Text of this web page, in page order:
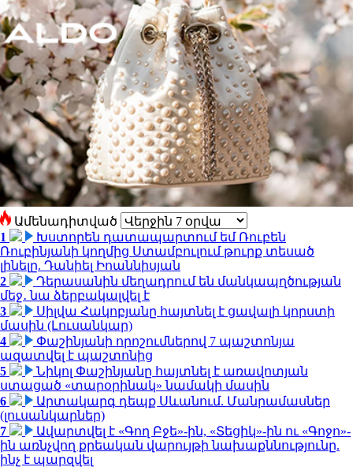
Ամենադիտված
1
Խստորեն դատապարտում եմ Ռուբեն
Ռուբինյանի կողմից Ստամբուլում թուրք տեսած
լինելը. Դանիել Իոաննիսյան
2
Դերասանին մեղադրում են մանկապղծության
մեջ․ նա ձերբակալվել է
3
Սիլվա Հակոբյանը հայտնել է ցավալի կորստի
մասին (Լուսանկար)
4
Փաշինյանի որոշումներով 7 պաշտոնյա
ազատվել է պաշտոնից
5
Նիկոլ Փաշինյանը հայտնել է առավոտյան
ստացած «տարօրինակ» նամակի մասին
6
Արտակարգ դեպք Սևանում. Մանրամասներ
(լուսանկարներ)
7
Ավարտվել է «Գող Բջե»-ին, «Տեցիկ»-ին ու «Գոջո»-
ին առնչվող քրեական վարույթի նախաքննությունը.
ինչ է պարզվել